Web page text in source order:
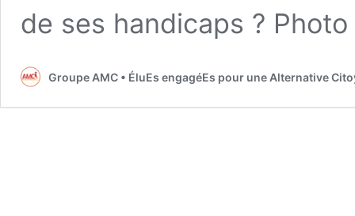
de ses handicaps ?
Groupe AMC • ÉluEs engagéEs pour une Alternative